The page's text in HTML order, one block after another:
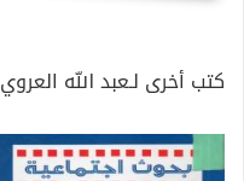
كتب أخرى لـعبد الله العروي